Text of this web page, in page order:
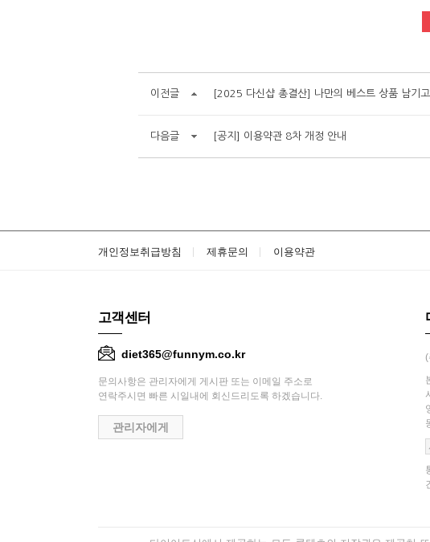
이전글 [2025 다신샵 총결산] 나만의 베스트 상품 남기
다음글 [공지] 이용약관 8차 개정 안내
개인정보취급방침 제휴문의 이용약관
고객센터
diet365@funnym.co.kr
문의사항은 관리자에게 게시판 또는 이메일 주소로
연락주시면 빠른 시일내에 회신드리도록 하겠습니다.
관리자에게
(